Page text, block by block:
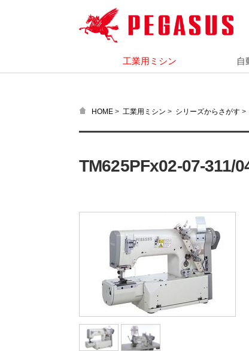
工業用ミシン 自
HOME > 工業用ミシン > シリーズからさがす >
TM625PFx02-07-311/